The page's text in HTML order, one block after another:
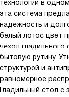
функции
ничего сжечь и
отключится, если
мужа произвела,
технологий в
эта система
надежность и
белый лотос цвет
чехол гладильного
бытовую рутину.
структурой и
равномерное
Гладильный стол с